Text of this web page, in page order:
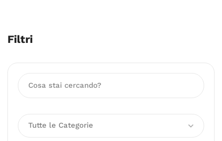
Filtri
Tutte le Categorie